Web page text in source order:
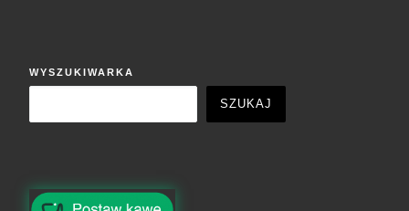
WYSZUKIWARKA
SZUKAJ